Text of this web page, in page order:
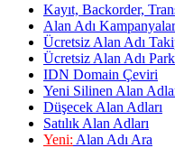
Kayıt, Backorder,
Alan Adı
Ücretsiz Alan Adı
Ücretsiz Alan Adı Park
IDN Domain Çeviri
Yeni Silinen Alan
Düşecek Alan Adları
Satılık Alan Adları
Yeni: Alan Adı Ara